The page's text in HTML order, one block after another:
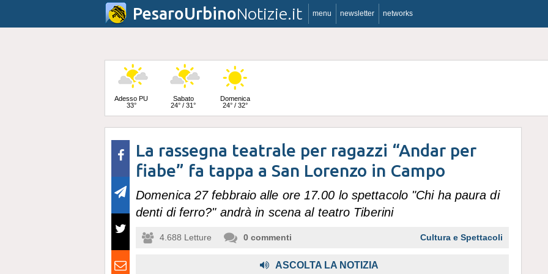
PesaroUrbinoNotizie.it menu newsletter networks
Adesso PU
33°
Sabato
24° / 31°
Domenica
24° / 32°
Lunedì
23° / 33°
La rassegna teatrale per ragazzi “Andar per
fiabe” fa tappa a San Lorenzo in Campo
Domenica 27 febbraio alle ore 17.00 lo spettacolo "Chi ha paura di
denti di ferro?" andrà in scena al teatro Tiberini
4.688 Letture 0 commenti Cultura e Spettacoli
ASCOLTA LA NOTIZIA